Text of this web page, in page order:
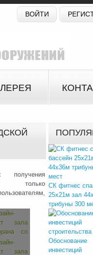
ВОЙТИ
получения
только СК фитнес спа
25х21м зал
трибуны 300
Обоснование
инвестиций